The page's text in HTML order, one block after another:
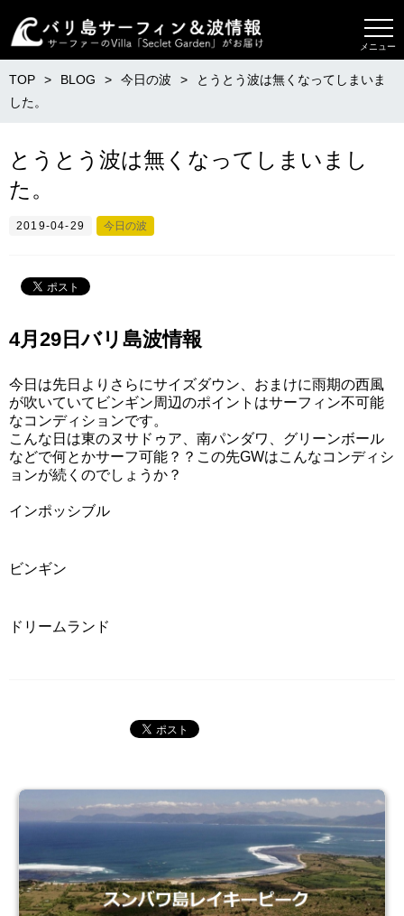
メニュー
TOP BLOG 今日の波
とうとう波は無くなってしまいま
した。
とうとう波は無くなってしまいまし
た。
2019-04-29 今日の波
4月29日バリ島波情報
今日は先日よりさらにサイズダウン、おまけに雨期の西風
が吹いていてビンギン周辺のポイントはサーフィン不可能
なコンディションです。
こんな日は東のヌサドゥア、南パンダワ、グリーンボール
などで何とかサーフ可能？？この先GWはこんなコンディシ
ョンが続くのでしょうか？
インポッシブル
ビンギン
ドリームランド